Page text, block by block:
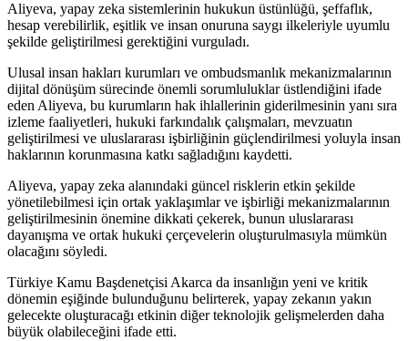
Aliyeva, yapay zeka sistemlerinin hukukun üstünlüğü, şeffaflık,
hesap verebilirlik, eşitlik ve insan onuruna saygı ilkeleriyle uyumlu
şekilde geliştirilmesi gerektiğini vurguladı.
Ulusal insan hakları kurumları ve ombudsmanlık mekanizmalarının
dijital dönüşüm sürecinde önemli sorumluluklar üstlendiğini ifade
eden Aliyeva, bu kurumların hak ihlallerinin giderilmesinin yanı sıra
izleme faaliyetleri, hukuki farkındalık çalışmaları, mevzuatın
geliştirilmesi ve uluslararası işbirliğinin güçlendirilmesi yoluyla insan
haklarının korunmasına katkı sağladığını kaydetti.
Aliyeva, yapay zeka alanındaki güncel risklerin etkin şekilde
yönetilebilmesi için ortak yaklaşımlar ve işbirliği mekanizmalarının
geliştirilmesinin önemine dikkati çekerek, bunun uluslararası
dayanışma ve ortak hukuki çerçevelerin oluşturulmasıyla mümkün
olacağını söyledi.
Türkiye Kamu Başdenetçisi Akarca da insanlığın yeni ve kritik
dönemin eşiğinde bulunduğunu belirterek, yapay zekanın yakın
gelecekte oluşturacağı etkinin diğer teknolojik gelişmelerden daha
büyük olabileceğini ifade etti.